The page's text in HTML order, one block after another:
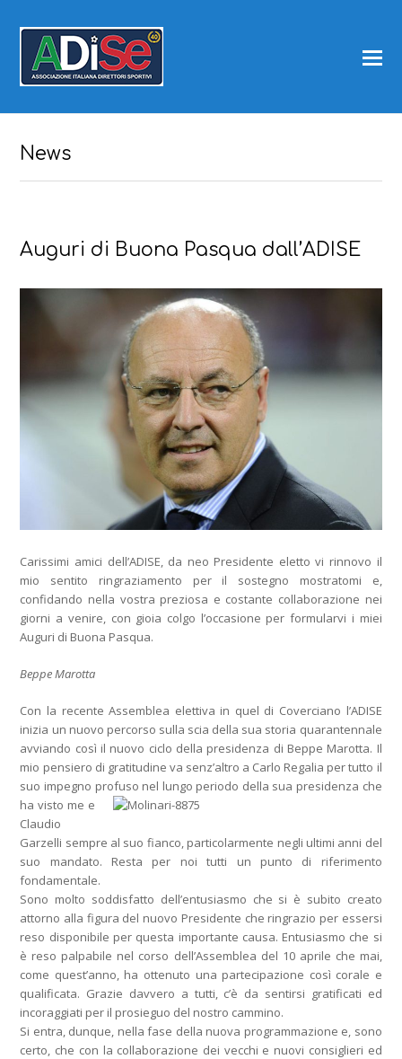
News
Auguri di Buona Pasqua dall’ADISE
Carissimi amici dell’ADISE, da neo Presidente eletto vi rinnovo il
mio sentito ringraziamento per il sostegno mostratomi e,
confidando nella vostra preziosa e costante collaborazione nei
giorni a venire, con gioia colgo l’occasione per formularvi i miei
Auguri di Buona Pasqua.
Beppe Marotta
Con la recente Assemblea elettiva in quel di Coverciano l’ADISE
inizia un nuovo percorso sulla scia della sua storia quarantennale
avviando così il nuovo ciclo della presidenza di Beppe Marotta. Il
mio pensiero di gratitudine va senz’altro a Carlo Regalia per tutto il
suo impegno profuso nel lungo periodo della sua presidenza che
ha visto me e
Claudio
Garzelli sempre al suo fianco, particolarmente negli ultimi anni del
suo mandato. Resta per noi tutti un punto di riferimento
fondamentale.
Sono molto soddisfatto dell’entusiasmo che si è subito creato
attorno alla figura del nuovo Presidente che ringrazio per essersi
reso disponibile per questa importante causa. Entusiasmo che si
è reso palpabile nel corso dell’Assemblea del 10 aprile che mai,
come quest’anno, ha ottenuto una partecipazione così corale e
qualificata. Grazie davvero a tutti, c’è da sentirsi gratificati ed
incoraggiati per il prosieguo del nostro cammino.
Si entra, dunque, nella fase della nuova programmazione e, sono
certo, che con la collaborazione dei vecchi e nuovi consiglieri ed